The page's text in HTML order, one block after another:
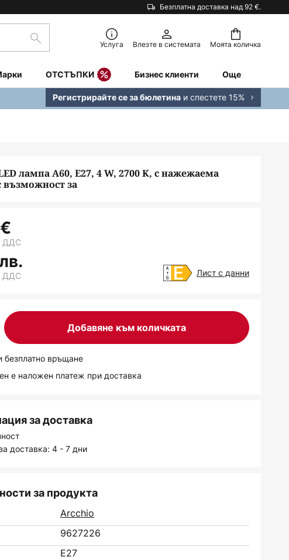
Безплатна доставка над 92 €.
Моята количка
Търсене Услуга Влезте в системата
ОТСТЪПКИ Бизнес клиенти Още
Регистрирайте се за бюлетина и спестете 15%
лампа A60, E27, 4 W, 2700 K, с нажежаема
за
ДДС
ДДС Лист с данни
Добавяне към количката
безплатно връщане
е наложен платеж при доставка
за доставка
доставка: 4 - 7 дни
за продукта
Arcchio
9627226
E27